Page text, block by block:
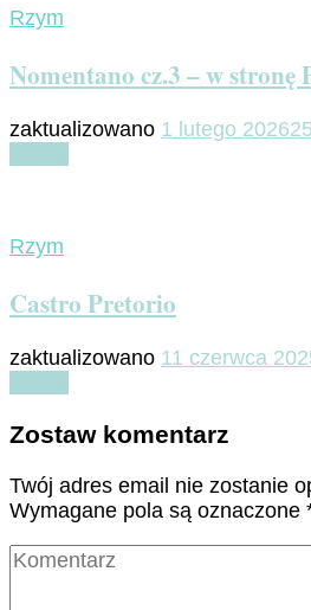
Rzym
Nomentano cz.3 – w stronę
zaktualizowano 1 lutego 2026
Rzym
Castro Pretorio
zaktualizowano 11 czerwca
Zostaw komentarz
Twój adres email nie zostanie
Wymagane pola są oznaczone